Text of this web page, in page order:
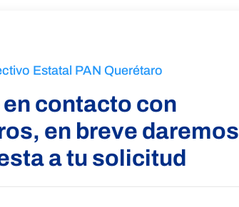
Estatal PAN Querétaro
contacto con
en breve daremos
a tu solicitud